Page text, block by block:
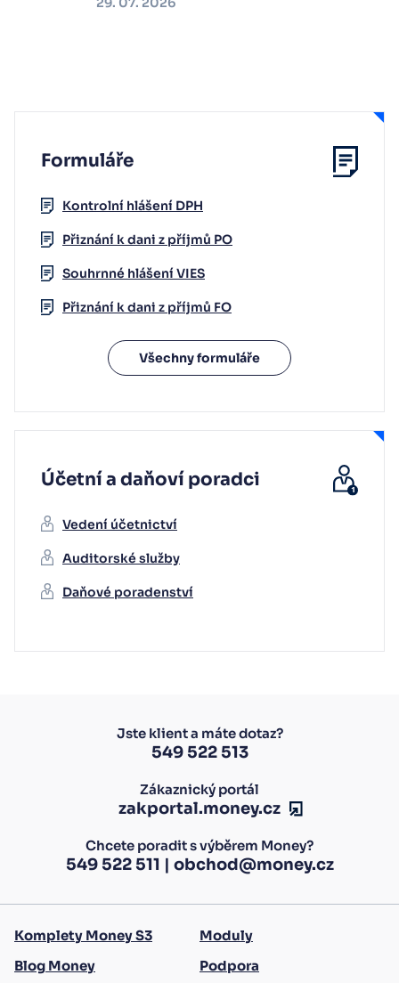
Formuláře
Kontrolní hlášení DPH
Přiznání k dani z příjmů PO
Souhrnné hlášení VIES
Přiznání k dani z příjmů FO
Všechny formuláře
Účetní a daňoví poradci
Vedení účetnictví
Auditorské služby
Daňové poradenství
Jste klient a máte dotaz?
549 522 513
Zákaznický portál
zakportal.money.cz
Chcete poradit s výběrem Money?
549 522 511 | obchod@money.cz
Komplety Money S3
Moduly
Blog Money
Podpora